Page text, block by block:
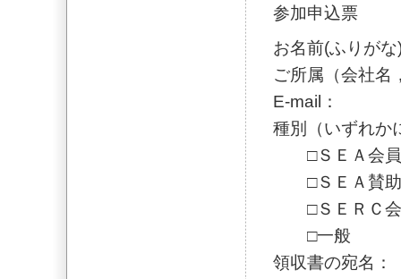
参加申込票
お名前(ふりがな
ご所属（会社名
E-mail：
種別（いずれか
□ＳＥＡ
□ＳＥ
□ＳＥ
□一般
領収書の宛名：